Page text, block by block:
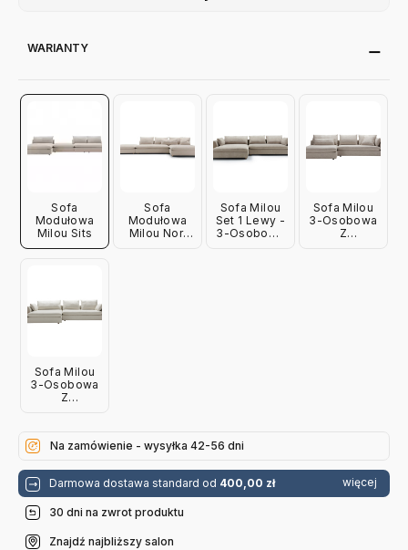
WARIANTY
Sofa
Modułowa
Milou Sits
Sofa
Modułowa
Milou Nori
Sofa Milou
Set 1 Lewy -
3-Osobowa
Sofa Milou
3-Osobowa
Z
Sofa Milou
3-Osobowa
Z
Tkanina Star
Sits
Na zamówienie - wysyłka 42-56 dni
Darmowa dostawa standard od 400,00 zł więcej
30 dni na zwrot produktu
Znajdź najbliższy salon